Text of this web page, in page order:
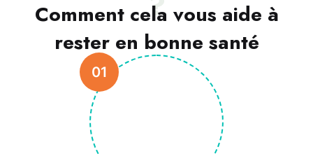
Comment cela vous aide à
rester en bonne santé
01